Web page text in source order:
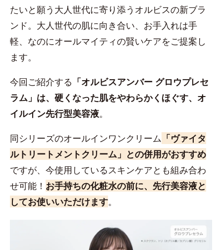
たいと願う⼤⼈世代に寄り添うオルビスの新ブラ
ンド。大人世代の肌に向き合い、お手入れは⼿
軽、なのにオールマイティの賢いケアをご提案し
ます。
今回ご紹介する 「オルビスアンバー グロウプレセ
ラム」は、硬くなった肌をやわらかくほぐす、オ
イルイン先行型美容液。
同シリーズのオールインワンクリーム 「ヴァイタ
ルトリートメントクリーム」との併用がおすすめ
ですが、今使用しているスキンケアとも組み合わ
せ可能！ お手持ちの化粧水の前に、先行美容液と
してお使いいただけます。